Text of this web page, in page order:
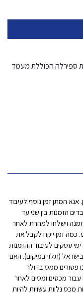
ספירלה הכוללת מעמד
המתן זמן נוסף לעיבוד
הזמנות בין שני עד
ממועד ההזמנה וישלחו למחרת לאחר
כמה זמן ייקח לקבל את
ההזמנה שלי? לאחר ביצוע ההזמנה, אנא המתן 3-5 ימי עסקים לעיבוד ההזמנות
להזמנות בישראל (תלוי במיקום). האם
פטורים ממס בדולר
מכסים ומסים לאחר
נלוות עשויות להיות